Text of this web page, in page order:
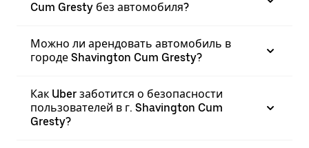
Cum Gresty без автомобиля?
Можно ли арендовать автомобиль в
городе Shavington Cum Gresty?
Как Uber заботится о безопасности
пользователей в г. Shavington Cum
Gresty?